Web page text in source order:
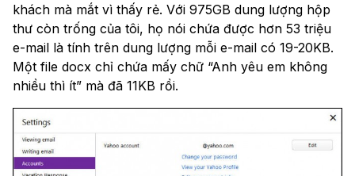
khách mà mắt vì thấy rẻ. Với 975GB dung lượng hộp
thư còn trống của tôi, họ nói chứa được hơn 53 triệu
e-mail là tính trên dung lượng mỗi e-mail có 19-20KB.
Một file docx chỉ chứa mấy chữ “Anh yêu em không
nhiều thì ít” mà đã 11KB rồi.